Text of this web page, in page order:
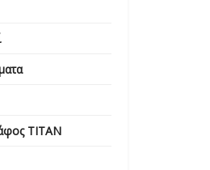
ΤΙΤΑΝ